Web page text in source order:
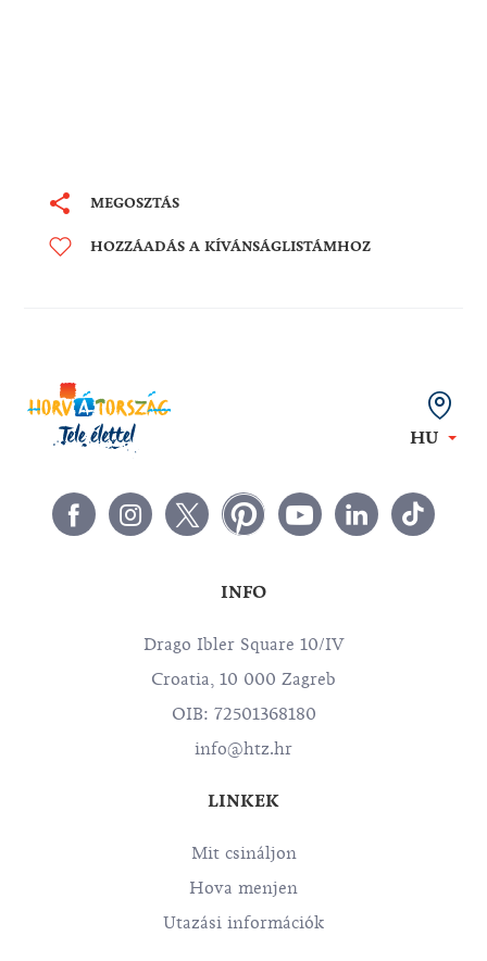
MEGOSZTÁS
HOZZÁADÁS A KÍVÁNSÁGLISTÁMHOZ
HU
INFO
Drago Ibler Square 10/IV
Croatia, 10 000 Zagreb
OIB: 72501368180
info@htz.hr
LINKEK
Mit csináljon
Hova menjen
Utazási információk